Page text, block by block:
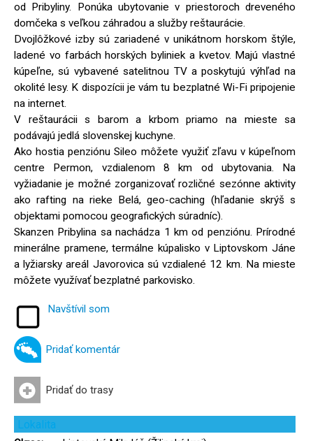
od Pribyliny. Ponúka ubytovanie v priestoroch dreveného
domčeka s veľkou záhradou a služby reštaurácie.
Dvojlôžkové izby sú zariadené v unikátnom horskom štýle,
ladené vo farbách horských byliniek a kvetov. Majú vlastné
kúpeľne, sú vybavené satelitnou TV a poskytujú výhľad na
okolité lesy. K dispozícii je vám tu bezplatné Wi-Fi pripojenie
na internet.
V reštaurácii s barom a krbom priamo na mieste sa
podávajú jedlá slovenskej kuchyne.
Ako hostia penziónu Sileo môžete využiť zľavu v kúpeľnom
centre Permon, vzdialenom 8 km od ubytovania. Na
vyžiadanie je možné zorganizovať rozličné sezónne aktivity
ako rafting na rieke Belá, geo-caching (hľadanie skrýš s
objektami pomocou geografických súradníc).
Skanzen Pribylina sa nachádza 1 km od penziónu. Prírodné
minerálne pramene, termálne kúpalisko v Liptovskom Jáne
a lyžiarsky areál Javorovica sú vzdialené 12 km. Na mieste
môžete využívať bezplatné parkovisko.
Navštívil som
Pridať komentár
Pridať do trasy
Lokalita